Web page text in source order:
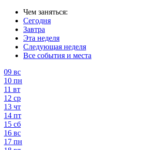
Чем заняться:
Сегодня
Завтра
Эта неделя
Следующая неделя
Все события и места
09 вс
10 пн
11 вт
12 ср
13 чт
14 пт
15 сб
16 вс
17 пн